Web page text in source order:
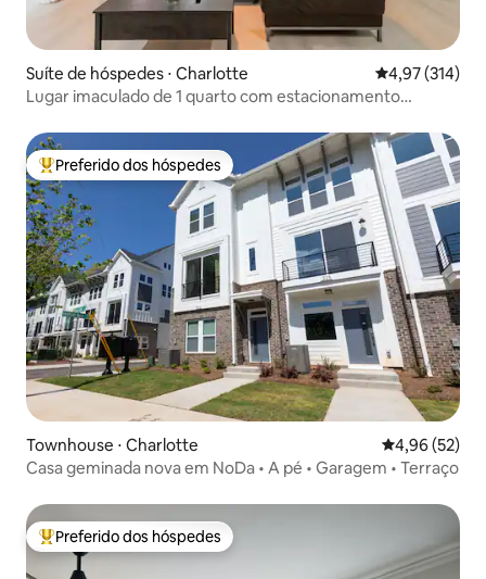
Suíte de hóspedes ⋅ Charlotte 4,97 de uma
4,97 (314)
Lugar imaculado de 1 quarto com estacionamento
Entre os melhores preferidos dos hóspedes
Preferido dos hóspedes
Townhouse ⋅ Charlotte 4,96 de uma
4,96 (52)
Casa geminada nova em NoDa • A pé • Garagem • Terraço
Entre os melhores preferidos dos hóspedes
Preferido dos hóspedes